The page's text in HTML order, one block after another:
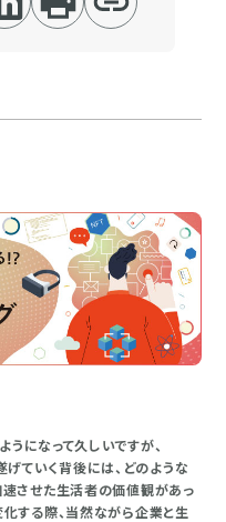
になって久しいですが、
ていく背後には、どのような
させた生活者の価値観があっ
する際、当然ながら企業と生